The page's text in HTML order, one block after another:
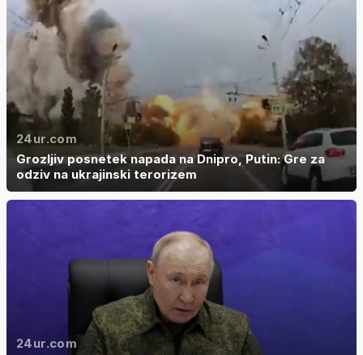
24ur.com
Grozljiv posnetek napada na Dnipro, Putin: Gre za
odziv na ukrajinski terorizem
24ur.com